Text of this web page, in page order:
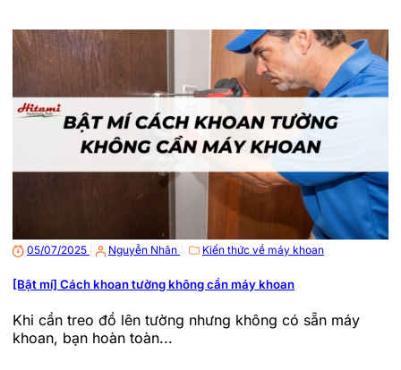
05/07/2025 Nguyễn Nhân Kiến thức về máy khoan
[Bật mí] Cách khoan tường không cần máy khoan
Khi cần treo đồ lên tường nhưng không có sẵn máy
khoan, bạn hoàn toàn...